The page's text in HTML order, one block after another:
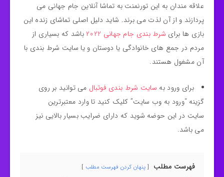
علاقه مندان به این تورنمنت به تماشا آنلاین جام جهانی می
پردازند و از آن لذت می برند. شاید دلیل اصلی تماشای زنده این
بازی ها برای شرط بندی جام جهانی 2022
باشد که بسیاری از
مردم در جمع های خانوادگی یا دوستان و یا سایت شرط بندی با
آن مشغول هستند.
برای ورود به سایت شرط بندی فوتبال می توانید بر روی
گزینه “ورود به وب سایت” کلیک کنید تا وارد معتبرترین
سایت در این حوضه شوید که دارای ضرایب بسیار بالایی نیز
می باشد.
فهرست مطلب پنهان کردن فهرست مطلب